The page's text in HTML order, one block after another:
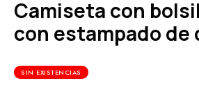
Camiseta con bolsillo y Short
con estampado de
SIN EXISTENCIAS